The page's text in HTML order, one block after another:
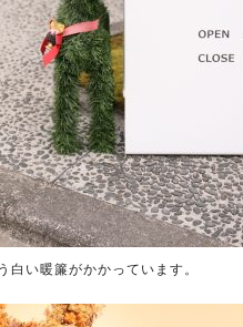
い暖簾がかかっています。